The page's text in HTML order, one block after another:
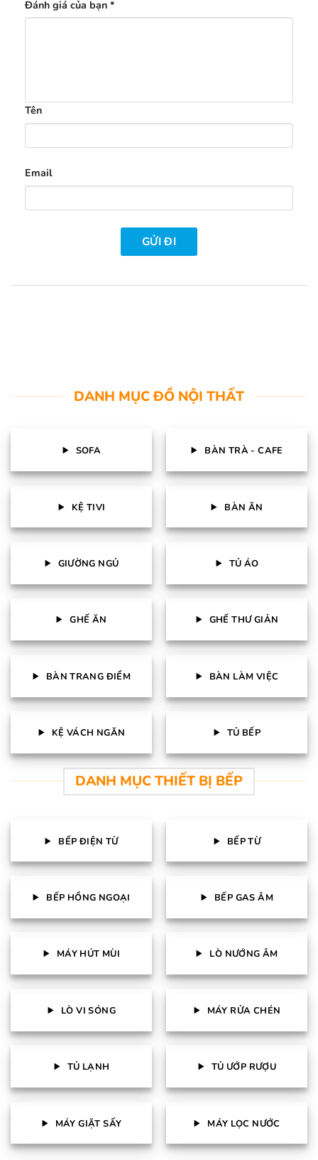
Đánh giá của bạn *
Tên
Email
DANH MỤC ĐỒ NỘI THẤT
SOFA BÀN TRÀ - CAFE
KỆ TIVI BÀN ĂN
GIƯỜNG NGỦ TỦ ÁO
GHẾ ĂN GHẾ THƯ GIẢN
BÀN TRANG ĐIỂM BÀN LÀM VIỆC
KỆ VÁCH NGĂN TỦ BẾP
DANH MỤC THIẾT BỊ BẾP
BẾP ĐIỆN TỪ BẾP TỪ
BẾP HỒNG NGOẠI BẾP GAS ÂM
MÁY HÚT MÙI LÒ NƯỚNG ÂM
LÒ VI SÓNG MÁY RỬA CHÉN
TỦ LẠNH TỦ ƯỚP RƯỢU
MÁY GIẶT SẤY MÁY LỌC NƯỚC